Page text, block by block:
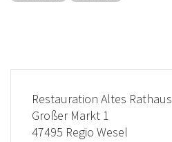
Restauration Altes Rathaus
Großer Markt 1
47495 Regio Wesel